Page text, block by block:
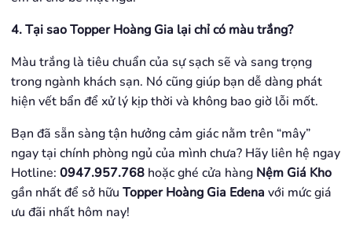
4. Tại sao Topper Hoàng Gia lại chỉ có màu trắng?
Màu trắng là tiêu chuẩn của sự sạch sẽ và sang trọng
trong ngành khách sạn. Nó cũng giúp bạn dễ dàng phát
hiện vết bẩn để xử lý kịp thời và không bao giờ lỗi mốt.
Bạn đã sẵn sàng tận hưởng cảm giác nằm trên “mây”
ngay tại chính phòng ngủ của mình chưa? Hãy liên hệ ngay
Hotline:0947.957.768 hoặc ghé cửa hàng Nệm Giá Kho
gần nhất để sở hữuTopper Hoàng Gia Edena với mức giá
ưu đãi nhất hôm nay!